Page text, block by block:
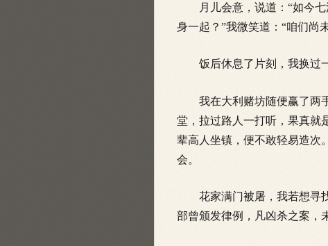
月儿会意，说道：“如今七
身一起？”我微笑道：“咱们尚
饭后休息了片刻，我换过一
我在大利赌坊随便赢了两手
堂，拉过路人一打听，果真就
辈高人坐镇，便不敢轻易造次
会。
花家满门被屠，我若想寻找
部曾颁发律例，凡凶杀之案，